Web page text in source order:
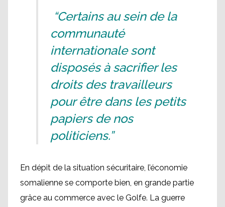
“Certains au sein de la
communauté
internationale sont
disposés à sacrifier les
droits des travailleurs
pour être dans les petits
papiers de nos
politiciens.”
En dépit de la situation sécuritaire, l’économie
somalienne se comporte bien, en grande partie
grâce au commerce avec le Golfe. La guerre